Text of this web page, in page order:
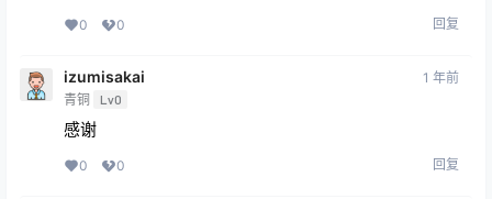
0 0 回复
izumisakai
青铜 Lv0
1 年前
感谢
0 0 回复